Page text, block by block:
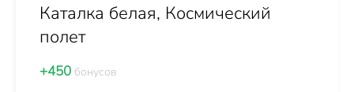
Каталка белая, Космический
полет
+450 бонусов